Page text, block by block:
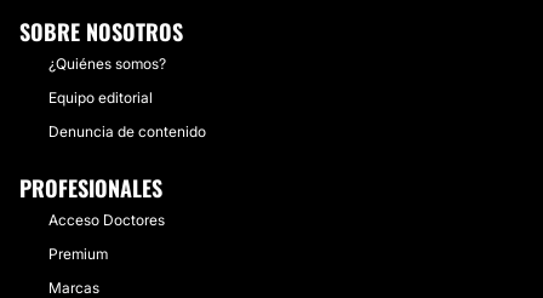
SOBRE NOSOTROS
¿Quiénes somos?
Equipo editorial
Denuncia de contenido
PROFESIONALES
Acceso Doctores
Premium
Marcas